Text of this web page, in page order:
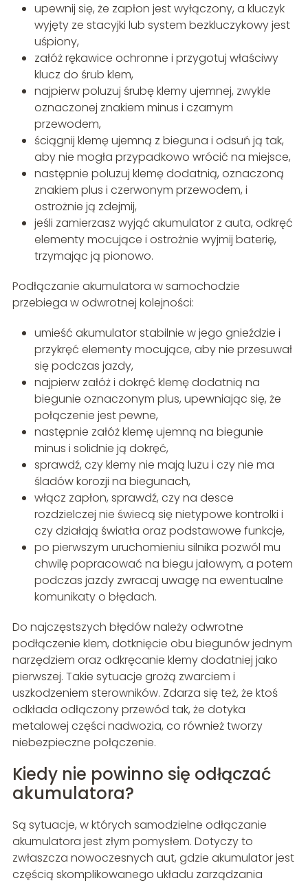
upewnij się, że zapłon jest wyłączony, a kluczyk
wyjęty ze stacyjki lub system bezkluczykowy jest
uśpiony,
załóż rękawice ochronne i przygotuj właściwy
klucz do śrub klem,
najpierw poluzuj śrubę klemy ujemnej, zwykle
oznaczonej znakiem minus i czarnym
przewodem,
ściągnij klemę ujemną z bieguna i odsuń ją tak,
aby nie mogła przypadkowo wrócić na miejsce,
następnie poluzuj klemę dodatnią, oznaczoną
znakiem plus i czerwonym przewodem, i
ostrożnie ją zdejmij,
jeśli zamierzasz wyjąć akumulator z auta, odkręć
elementy mocujące i ostrożnie wyjmij baterię,
trzymając ją pionowo.
Podłączanie akumulatora w samochodzie
przebiega w odwrotnej kolejności:
umieść akumulator stabilnie w jego gnieździe i
przykręć elementy mocujące, aby nie przesuwał
się podczas jazdy,
najpierw załóż i dokręć klemę dodatnią na
biegunie oznaczonym plus, upewniając się, że
połączenie jest pewne,
następnie załóż klemę ujemną na biegunie
minus i solidnie ją dokręć,
sprawdź, czy klemy nie mają luzu i czy nie ma
śladów korozji na biegunach,
włącz zapłon, sprawdź, czy na desce
rozdzielczej nie świecą się nietypowe kontrolki i
czy działają światła oraz podstawowe funkcje,
po pierwszym uruchomieniu silnika pozwól mu
chwilę popracować na biegu jałowym, a potem
podczas jazdy zwracaj uwagę na ewentualne
komunikaty o błędach.
Do najczęstszych błędów należy odwrotne
podłączenie klem, dotknięcie obu biegunów jednym
narzędziem oraz odkręcanie klemy dodatniej jako
pierwszej. Takie sytuacje grożą zwarciem i
uszkodzeniem sterowników. Zdarza się też, że ktoś
odkłada odłączony przewód tak, że dotyka
metalowej części nadwozia, co również tworzy
niebezpieczne połączenie.
Kiedy nie powinno się odłączać
akumulatora?
Są sytuacje, w których samodzielne odłączanie
akumulatora jest złym pomysłem. Dotyczy to
zwłaszcza nowoczesnych aut, gdzie akumulator jest
częścią skomplikowanego układu zarządzania